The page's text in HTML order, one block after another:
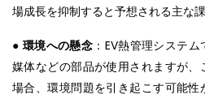
場成長を抑制すると予想される主な
● 環境への懸念 ：EV熱管理システ
媒体などの部品が使用されますが
場合、環境問題を引き起こす可能